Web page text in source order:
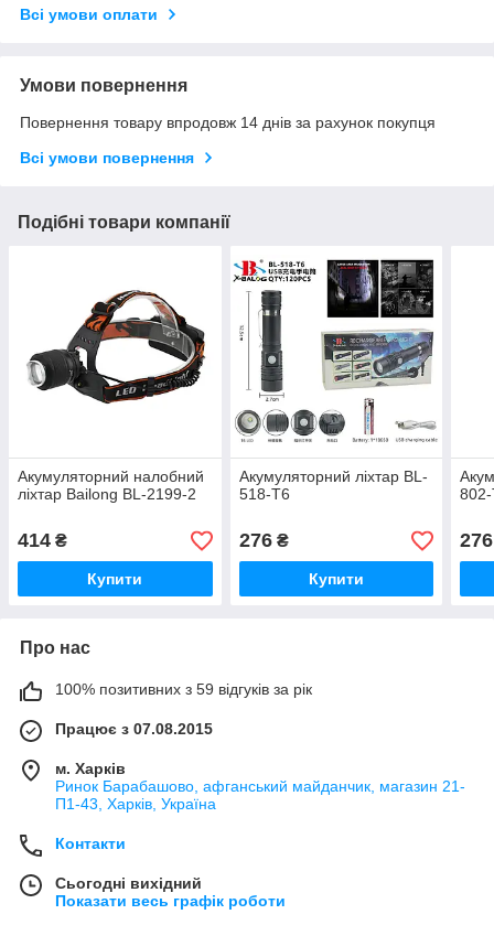
Всі умови оплати
Умови повернення
Повернення товару впродовж 14 днів за рахунок покупця
Всі умови повернення
Подібні товари компанії
Акумуляторний налобний
ліхтар Bailong BL-2199-2
414 ₴
Купити
Акумуляторний ліхтар BL-
518-T6
276₴
Купити
276
Про нас
100% позитивних з 59 відгуків за рік
Працює з 07.08.2015
м. Харків
Ринок Барабашово, афганський майданчик, магазин 21-
П1-43, Харків, Україна
Контакти
Сьогодні вихідний
Показати весь графік роботи